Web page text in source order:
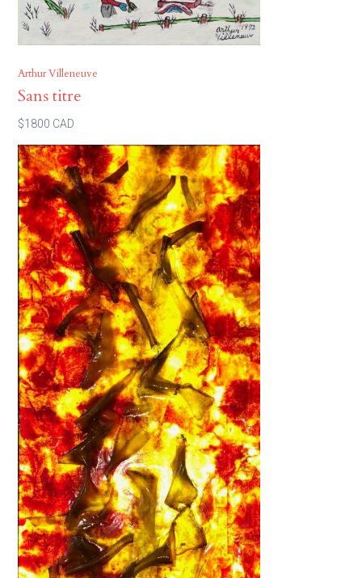
Arthur Villeneuve
Sans titre
$1800 CAD